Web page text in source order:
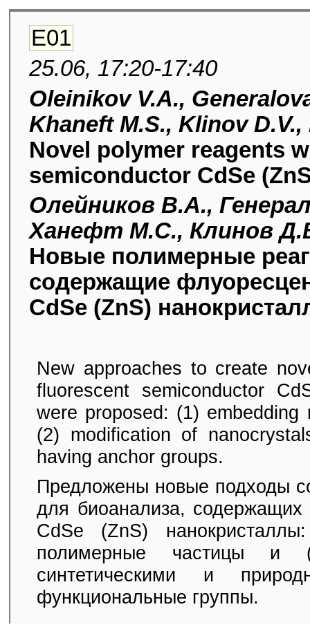
E01
25.06, 17:20-17:40
Oleinikov V.A.,
Khaneft M.S., Klinov
Novel polymer reagents
semiconductor CdSe
Олейников В.А.,
Ханефт М.С., Клинов
Новые полимерные
содержащие
CdSe (ZnS)
New approaches to create
fluorescent semiconductor
were proposed: (1)
(2) modification of
having anchor groups.
Предложены новые подходы
для биоанализа, содержащих
CdSe (ZnS)
полимерные частицы и
синтетическими и
функциональные группы.